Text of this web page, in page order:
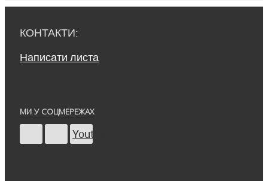
КОНТАКТИ:
Написати листа
МИ У СОЦМЕРЕЖАХ
Youtube